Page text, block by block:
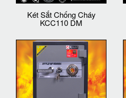
Két Sắt Chống Cháy
KCC110 DM